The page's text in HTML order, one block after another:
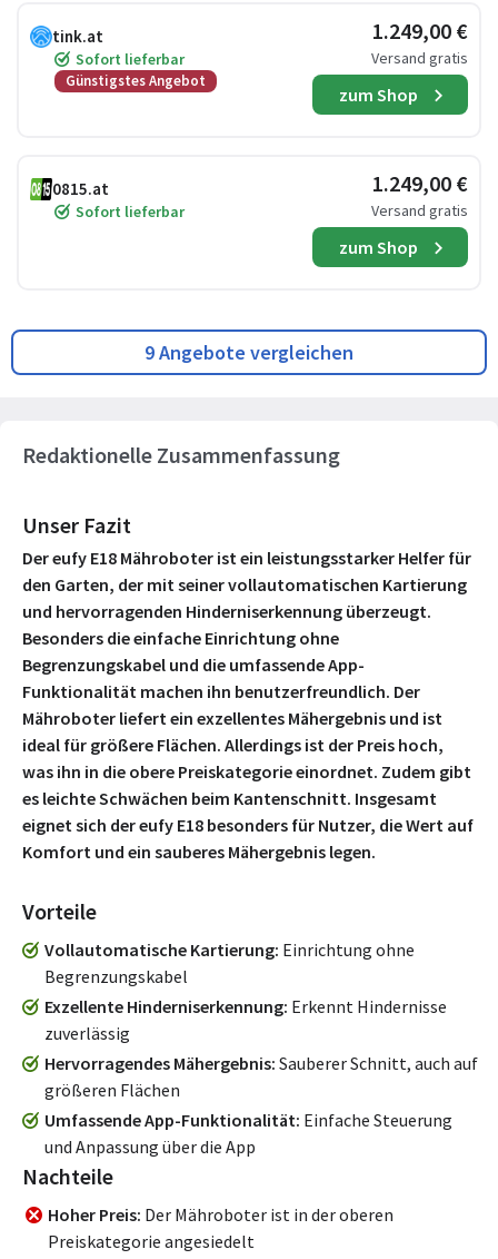
tink.at
Sofort lieferbar
Günstigstes Angebot
1.249,00 €
Versand gratis
zum Shop
0815.at
Sofort lieferbar
1.249,00 €
Versand gratis
zum Shop
9 Angebote vergleichen
Redaktionelle Zusammenfassung
Unser Fazit
Der eufy E18 Mähroboter ist ein leistungsstarker Helfer für
den Garten, der mit seiner vollautomatischen Kartierung
und hervorragenden Hinderniserkennung überzeugt.
Besonders die einfache Einrichtung ohne
Begrenzungskabel und die umfassende App-
Funktionalität machen ihn benutzerfreundlich. Der
Mähroboter liefert ein exzellentes Mähergebnis und ist
ideal für größere Flächen. Allerdings ist der Preis hoch,
was ihn in die obere Preiskategorie einordnet. Zudem gibt
es leichte Schwächen beim Kantenschnitt. Insgesamt
eignet sich der eufy E18 besonders für Nutzer, die Wert auf
Komfort und ein sauberes Mähergebnis legen.
Vorteile
Vollautomatische Kartierung Einrichtung ohne
Begrenzungskabel
Exzellente Hinderniserkennung Erkennt Hindernisse
zuverlässig
Hervorragendes Mähergebnis Sauberer Schnitt, auch auf
größeren Flächen
Umfassende App-Funktionalität Einfache Steuerung
und Anpassung über die App
Nachteile
Hoher Preis Der Mähroboter ist in der oberen
Preiskategorie angesiedelt